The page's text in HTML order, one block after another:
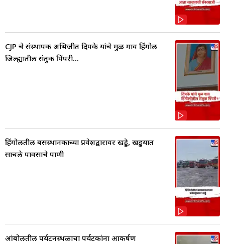
CJP चे संस्थापक अभिजीत दिपके यांचे मुळ गाव हिंगोली
जिल्ह्यातील संतुक पिंपरी...
हिंगोलीतील बसस्थानकाच्या प्रवेशद्वारावर खड्डे, खड्डयात
साचले पावसाचे पाणी
आंबोलीतील पर्यटनस्थळाचा पर्यटकांना आकर्षण